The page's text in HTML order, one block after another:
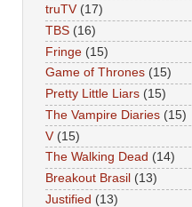
truTV (17)
TBS (16)
Fringe (15)
Game of Thrones (15)
Pretty Little Liars (15)
The Vampire Diaries (15)
V (15)
The Walking Dead (14)
Breakout Brasil (13)
Justified (13)